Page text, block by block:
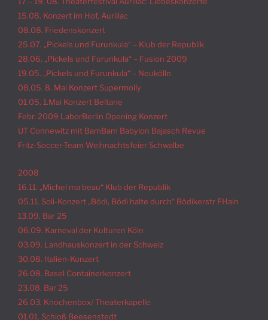
15.08. Konzert im Hof, Aurillac
08.08. Friedenskonzert
25.07. „Pickels und Furunkula“ – Klub der Republik
28.06. „Pickels und Furunkula“ – Fusion 2009
19.05. „Pickels und Furunkula“ – Neukölln
08.05. 8. Mai Konzert Supermolly
01.05. 1.Mai Konzert Beltane
Febr. 2009 LaborBerlin Opening Konzert
UT Connewitz mit BamBam Babylon Bajasch Revue
Fritz-Soccer-Team Weihnachtsfeier Schwalbe
2008
16.11. „Michel ma beau“ Klub der Republik
05.11. Soli-Konzert „Bödi, Bödi halte durch“ Bödikerstr FHain
13.09. Bar 25
06.09. Karneval der Kulturen Köln
03.09. Landhauskonzert in der Schweiz
30.08. Italien-Konzert
26.08. Basel Containerkonzert
23.08. Bar 25
26.03. Knochenbox/ Theaterkapelle
01.01. Schloß Beesenstedt